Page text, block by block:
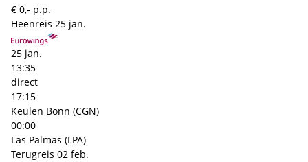
€ 0,- p.p.
Heenreis 25 jan.
25 jan.
13:35
direct
17:15
Keulen Bonn (CGN)
00:00
Las Palmas (LPA)
Terugreis 02 feb.